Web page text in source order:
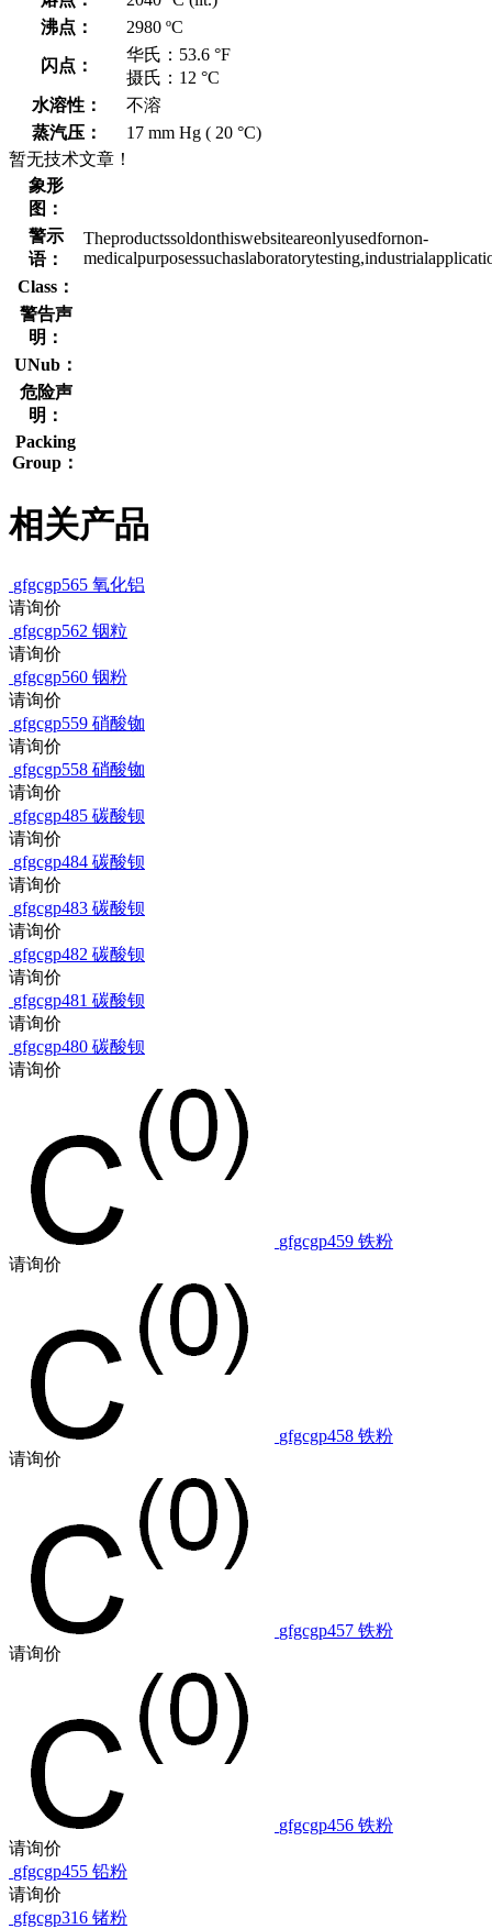
沸点：
2980 ºC
闪点：
华氏：53.6 °F
摄氏：12 °C
水溶性：
不溶
蒸汽压：
17 mm Hg ( 20 °C)
暂无技术文章！
象形
图：
警示
语：
Theproductssoldonthiswebsiteareonlyusedfornon-
Class：
警告声
明：
UNub：
危险声
明：
Packing
Group：
相关产品
gfgcgp565 氧化铝
请询价
gfgcgp562 铟粒
请询价
gfgcgp560 铟粉
请询价
gfgcgp559 硝酸铷
请询价
gfgcgp558 硝酸铷
请询价
gfgcgp485 碳酸钡
请询价
gfgcgp484 碳酸钡
请询价
gfgcgp483 碳酸钡
请询价
gfgcgp482 碳酸钡
请询价
gfgcgp481 碳酸钡
请询价
gfgcgp480 碳酸钡
请询价
gfgcgp459 铁粉
请询价
gfgcgp458 铁粉
请询价
gfgcgp457 铁粉
请询价
gfgcgp456 铁粉
请询价
gfgcgp455 铅粉
请询价
gfgcgp316 锗粉